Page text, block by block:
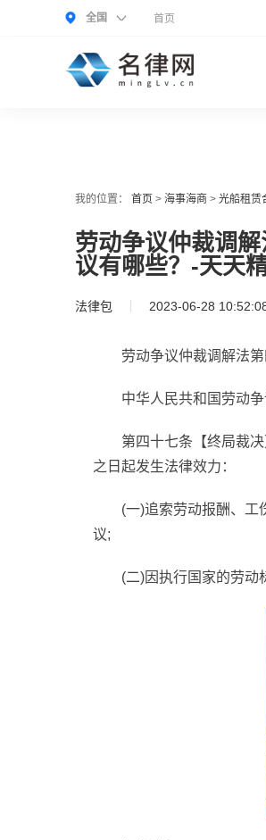
全国 首页
我的位置： 首页 > 海事海商 > 光船租赁
劳动争议仲裁调
议有哪些？-天天
法律包 2023-06-28
劳动争议仲裁调解法
中华人民共和国劳动
第四十七条【终局裁
之日起发生法律效力：
(一)追索劳动报酬、工
议;
(二)因执行国家的劳动